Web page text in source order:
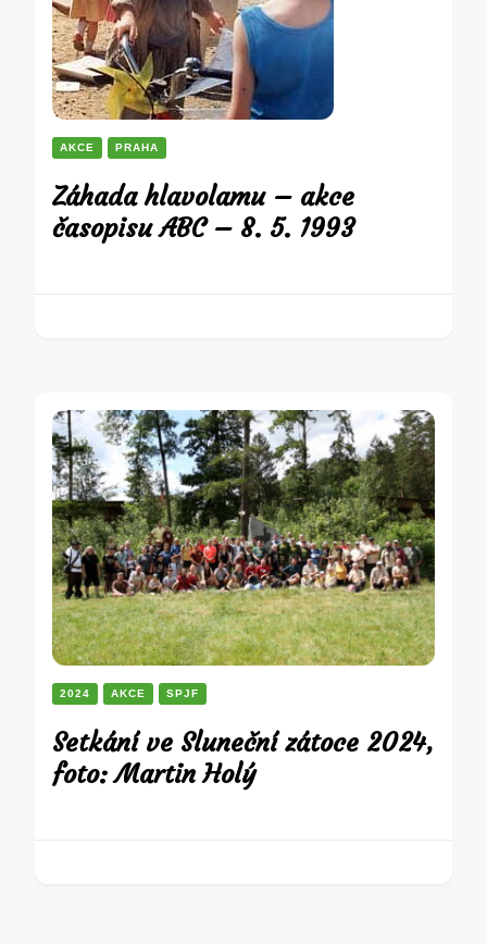
AKCE PRAHA
Záhada hlavolamu – akce
časopisu ABC – 8. 5. 1993
2024 AKCE SPJF
Setkání ve Sluneční zátoce 2024,
foto: Martin Holý